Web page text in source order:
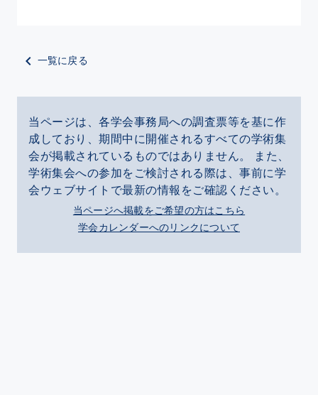
一覧に戻る
当ページは、各学会事務局への調査票等を基に作
成しており、期間中に開催されるすべての学術集
会が掲載されているものではありません。 また、
学術集会への参加をご検討される際は、事前に学
会ウェブサイトで最新の情報をご確認ください。
当ページへ掲載をご希望の方はこちら
学会カレンダーへのリンクについて